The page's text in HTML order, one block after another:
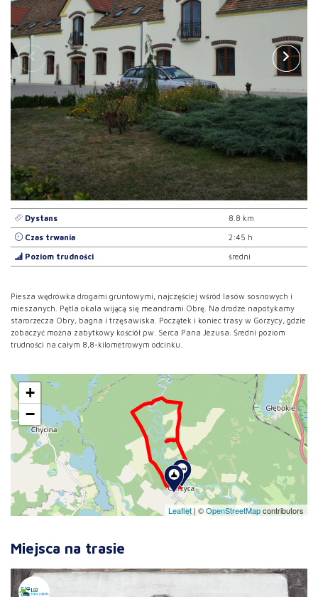
Dystans 8.8 km
Czas trwania 2:45 h
Poziom trudności średni
Piesza wędrówka drogami gruntowymi, najczęściej wśród lasów sosnowych i
mieszanych. Pętla okala wijącą się meandrami Obrę. Na drodze napotykamy
starorzecza Obry, bagna i trzęsawiska. Początek i koniec trasy w Gorzycy, gdzie
zobaczyć można zabytkowy kościół pw. Serca Pana Jezusa. Średni poziom
trudności na całym 8,8-kilometrowym odcinku.
+
−
Leaflet | ©OpenStreetMapcontributors
Miejsca na trasie